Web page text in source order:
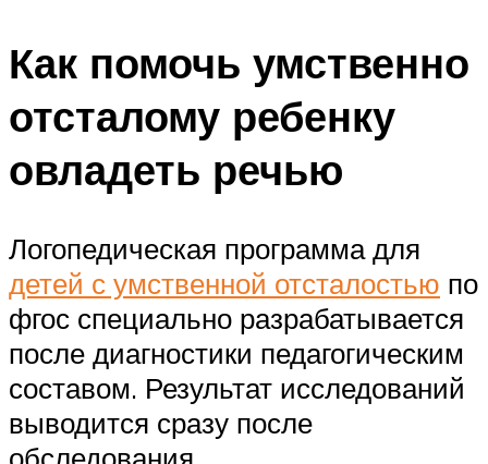
Как помочь умственно
отсталому ребенку
овладеть речью
Логопедическая программа для
детей с умственной отсталостью по
фгос специально разрабатывается
после диагностики педагогическим
составом. Результат исследований
выводится сразу после